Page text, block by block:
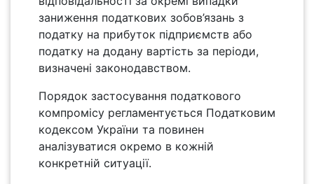
заниження податкових зобов’язань з
податку на прибуток підприємств або
податку на додану вартість за періоди,
визначені законодавством.
Порядок застосування податкового
компромісу регламентується Податковим
кодексом України та повинен
аналізуватися окремо в кожній
конкретній ситуації.